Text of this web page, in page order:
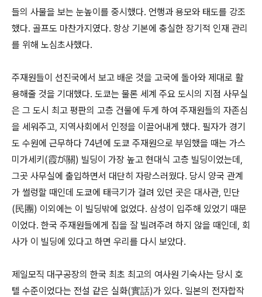
들의 사물을 보는 눈높이를 중시했다. 언행과 용모와 태도를 강조
했다. 골프도 마찬가지였다. 항상 기본에 충실한 장기적 인재 관리
를 위해 노심초사했다.
주재원들이 선진국에서 보고 배운 것을 고국에 돌아와 제대로 활
용해줄 것을 기대했다. 도쿄는 물론 세계 주요 도시의 지점 사무실
은 그 도시 최고 평판의 고층 건물에 두게 하여 주재원들의 자존심
을 세워주고, 지역사회에서 인정을 이끌어내게 했다. 필자가 경기
도 수원에 근무하다 74년에 도쿄 주재원으로 부임했을 때는 가스
미가세키(霞が關) 빌딩이 가장 높고 현대식 고층 빌딩이었는데,
그곳 사무실에 출입하면서 대단히 자랑스러웠다. 당시 양국 관계
가 썰렁할 때인데 도쿄에 태극기가 걸려 있던 곳은 대사관, 민단
(民團) 이외에는 이 빌딩밖에 없었다. 삼성이 입주해 있었기 때문
이었다. 한국 주재원들에게 집을 잘 빌려주려 하지 않을 때인데, 회
사가 이 빌딩에 있다고 하면 우리를 다시 보았다.
제일모직 대구공장의 한국 최초 최고의 여사원 기숙사는 당시 호
텔 수준이었다는 전설 같은 실화(實話)가 있다. 일본의 전자합작